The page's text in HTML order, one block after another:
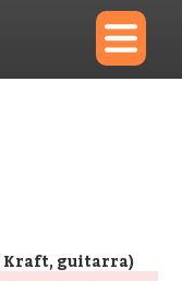
×
Kraft, guitarra)